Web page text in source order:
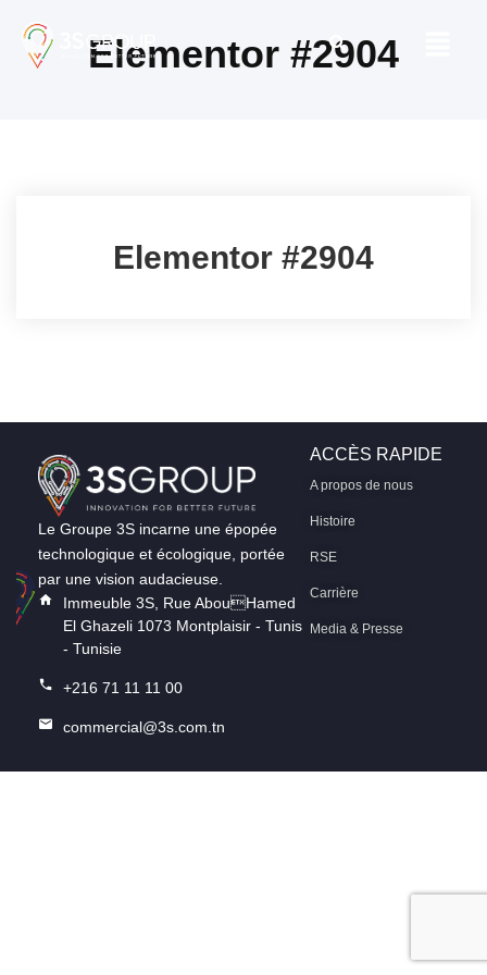
Elementor #2904
Elementor #2904
Le Groupe 3S incarne une épopée
technologique et écologique, portée
par une vision audacieuse.
Immeuble 3S, Rue AbouHamed
El Ghazeli 1073 Montplaisir - Tunis
- Tunisie
+216 71 11 11 00
commercial@3s.com.tn
ACCÈS RAPIDE
A propos de nous
Histoire
RSE
Carrière
Media & Presse